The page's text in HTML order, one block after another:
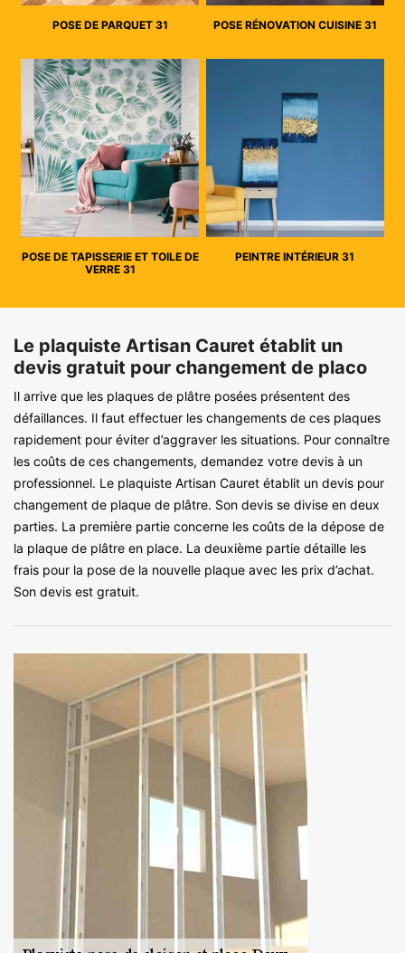
POSE DE PARQUET 31 POSE RÉNOVATION CUISINE 31
POSE DE TAPISSERIE ET TOILE DE
VERRE 31
PEINTRE INTÉRIEUR 31
Le plaquiste Artisan Cauret établit un
devis gratuit pour changement de placo
Il arrive que les plaques de plâtre posées présentent des
défaillances. Il faut effectuer les changements de ces plaques
rapidement pour éviter d’aggraver les situations. Pour connaître
les coûts de ces changements, demandez votre devis à un
professionnel. Le plaquiste Artisan Cauret établit un devis pour
changement de plaque de plâtre. Son devis se divise en deux
parties. La première partie concerne les coûts de la dépose de
la plaque de plâtre en place. La deuxième partie détaille les
frais pour la pose de la nouvelle plaque avec les prix d’achat.
Son devis est gratuit.